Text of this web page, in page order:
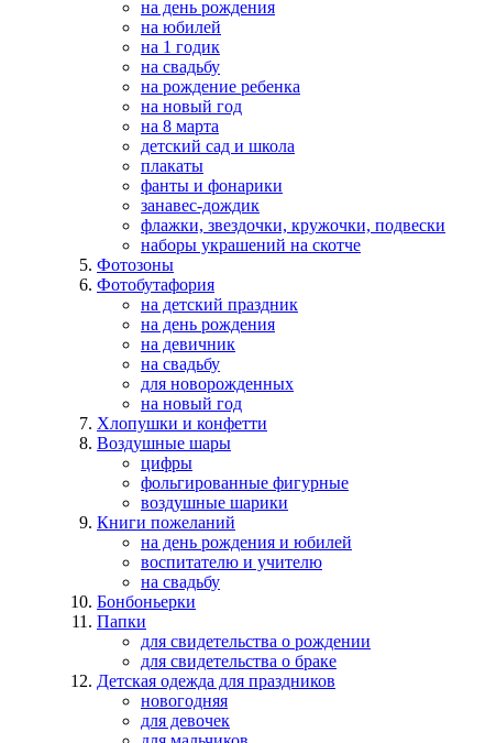
на день рождения
на юбилей
на 1 годик
на свадьбу
на рождение ребенка
на новый год
на 8 марта
детский сад и школа
плакаты
фанты и фонарики
занавес-дождик
флажки, звездочки, кружочки, подвески
наборы украшений на скотче
Фотозоны
Фотобутафория
на детский праздник
на день рождения
на девичник
на свадьбу
для новорожденных
на новый год
Хлопушки и конфетти
Воздушные шары
цифры
фольгированные фигурные
воздушные шарики
Книги пожеланий
на день рождения и юбилей
воспитателю и учителю
на свадьбу
Бонбоньерки
Папки
для свидетельства о рождении
для свидетельства о браке
Детская одежда для праздников
новогодняя
для девочек